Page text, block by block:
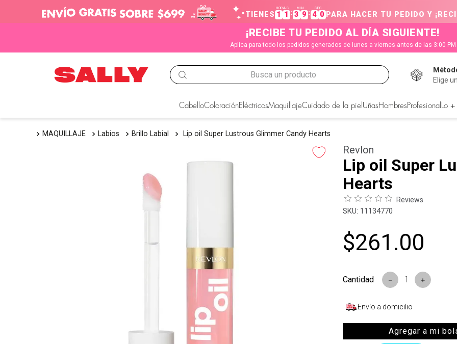
TIENES
HORAS
1 1 :
MIN
3 9 :
SEG
4 0 PARA HACER TU PEDIDO Y
¡RECIBE TU PEDIDO AL DÍA SIGUIENTE!
Aplica para todo los pedidos generados de lunes a viernes antes de las 3:00 PM
Busca un producto
Elige
CabelloColoraciónEléctricosMaquillajeCuidado de la piel Uñas Hombres Profesional Lo
MAQUILLAJE Labios Brillo Labial Lip oil Super Lustrous Glimmer Candy Hearts
Revlon
Lip oil Super
Hearts
Reviews
: 11134770
$261 .00
＋
－
Envío a domicilio
Agregar a mi
TÉRMINOS MÁS BUSCADOS
2. igora
5
8.